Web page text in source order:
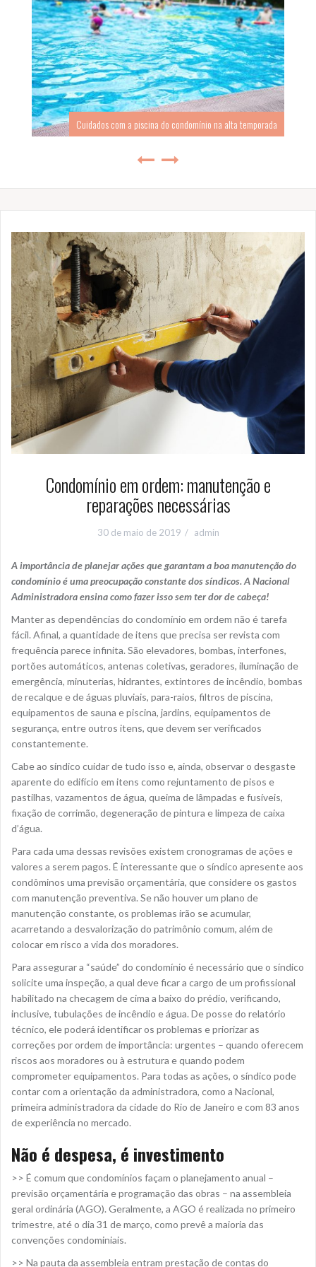
Cuidados com a piscina do condomínio na alta temporada
Condomínio em ordem: manutenção e
reparações necessárias
30 de maio de 2019 admin
A importância de planejar ações que garantam a boa manutenção do
condomínio é uma preocupação constante dos síndicos. A Nacional
Administradora ensina como fazer isso sem ter dor de cabeça!
Manter as dependências do condomínio em ordem não é tarefa
fácil. Afinal, a quantidade de itens que precisa ser revista com
frequência parece infinita. São elevadores, bombas, interfones,
portões automáticos, antenas coletivas, geradores, iluminação de
emergência, minuterias, hidrantes, extintores de incêndio, bombas
de recalque e de águas pluviais, para-raios, filtros de piscina,
equipamentos de sauna e piscina, jardins, equipamentos de
segurança, entre outros itens, que devem ser verificados
constantemente.
Cabe ao síndico cuidar de tudo isso e, ainda, observar o desgaste
aparente do edifício em itens como rejuntamento de pisos e
pastilhas, vazamentos de água, queima de lâmpadas e fusíveis,
fixação de corrimão, degeneração de pintura e limpeza de caixa
d’água.
Para cada uma dessas revisões existem cronogramas de ações e
valores a serem pagos. É interessante que o síndico apresente aos
condôminos uma previsão orçamentária, que considere os gastos
com manutenção preventiva. Se não houver um plano de
manutenção constante, os problemas irão se acumular,
acarretando a desvalorização do patrimônio comum, além de
colocar em risco a vida dos moradores.
Para assegurar a “saúde” do condomínio é necessário que o síndico
solicite uma inspeção, a qual deve ficar a cargo de um profissional
habilitado na checagem de cima a baixo do prédio, verificando,
inclusive, tubulações de incêndio e água. De posse do relatório
técnico, ele poderá identificar os problemas e priorizar as
correções por ordem de importância: urgentes – quando oferecem
riscos aos moradores ou à estrutura e quando podem
comprometer equipamentos. Para todas as ações, o síndico pode
contar com a orientação da administradora, como a Nacional,
primeira administradora da cidade do Rio de Janeiro e com 83 anos
de experiência no mercado.
Não é despesa, é investimento
>> É comum que condomínios façam o planejamento anual –
previsão orçamentária e programação das obras – na assembleia
geral ordinária (AGO). Geralmente, a AGO é realizada no primeiro
trimestre, até o dia 31 de março, como prevê a maioria das
convenções condominiais.
>> Na pauta da assembleia entram prestação de contas do